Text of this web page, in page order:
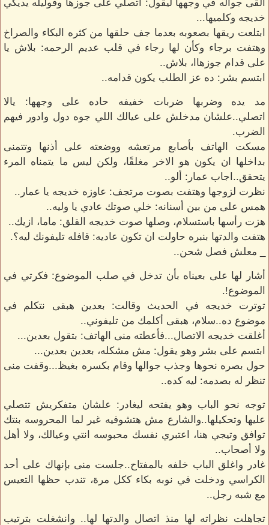
القى جواله في وجهها ليقول: اتصلي على جوزها وقوليله يديكي
خديجه وكلميها...
ابتلعت ريقها بصعوبه بعدما جف حلقها من كثره البكاء والصراخ
وهتفت برجاء وكأن لها رجاء في قلب عديم الرحمه: بلاش يا
على قدام جوزهاا، بلاش..
ابتسم بشر: ده عز الطلب يكون قدامه..
مد يده وضربها ضربات خفيفه حاده على وجهها: يالا
اتصلي..علشان مدخلش على عيالك اللي جوه دول وادور فيهم
الضرب.
مسكت الهاتف بأصابع مرتعشه ووضعته على أذنها وتتمنى
بداخلها ان يكون هو الاخر مغلقًا، ولكن ليس ما يتمناه المرء
يتحقق..اجاب عمار: ألو..
نظرت لزوجها وهتفت بصوت مرتجف: عاوزه خديجه يا عمار..
همس على من بين أسنانه: خلي صوتك عادي يا وليه..
هزت رأسها باستسلام، وصلها صوت خديجه القلق: ماما، ازيك..
هتفت والدتها بنبره حاولت ان تكون عاديه: قافله تليفونك ليه؟.
_ معلش فصل شحن..
أشار لها على بعيناه بأن تدخل في صلب الموضوع: فكرتي في
الموضوع!.
توترت خديجه في الحديث وقالت: بعدين هبقى نتكلم في
موضوع ده..سلام، هبقى أكلمك من تليفوني..
أغلقت خديجه الاتصال...فأعطته منى الهاتف: بتقول بعدين...
ابتسم على بشر وهو يقول: مش مشكله، بعدين بعدين...
حول بصره نحوها وجذب جوالها وقام بكسره بغيظ...وقفت منى
تنظر له بصدمه: ليه كده..
توجه نحو الباب وهو يفتحه ليغادر: علشان متفكريش تتصلي
عليها وتحكيلها..والشارع مش هتشوفيه غير لما المحروسه بنتك
توافق وتيجي هنا، اعتبري نفسك محبوسه انتي وعيالك، ولا أهل
ولا أصحاب..
غادر واغلق الباب خلفه بالمفتاح..جلست منى بإنهاك على أحد
الكراسي ودخلت في نوبه بكاء ككل مرة، تندب حظها التعيس
مع شبه رجل..
تجاهلت نظراته لها منذ اتصال والدتها لها.. وانشغلت بترتيب